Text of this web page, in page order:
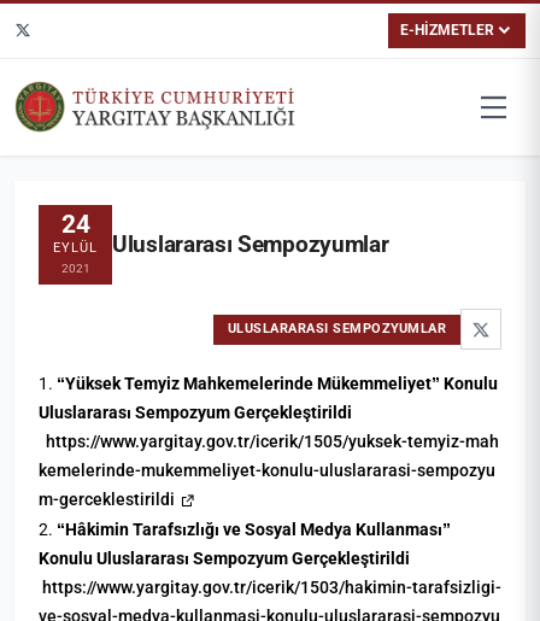
E-HİZMETLER
24
EYLÜL
2021
Uluslararası Sempozyumlar
ULUSLARARASI SEMPOZYUMLAR
1. “Yüksek Temyiz Mahkemelerinde Mükemmeliyet” Konulu
Uluslararası Sempozyum Gerçekleştirildi
https://www.yargitay.gov.tr/icerik/1505/yuksek-temyiz-mah
kemelerinde-mukemmeliyet-konulu-uluslararasi-sempozyu
m-gerceklestirildi
2. “Hâkimin Tarafsızlığı ve Sosyal Medya Kullanması”
Konulu Uluslararası Sempozyum Gerçekleştirildi
https://www.yargitay.gov.tr/icerik/1503/hakimin-tarafsizligi-
ve-sosyal-medya-kullanmasi-konulu-uluslararasi-sempozyu